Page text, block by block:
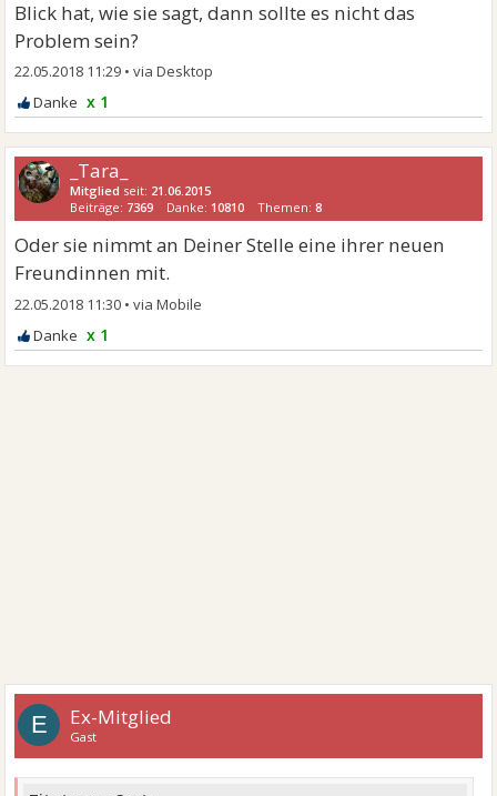
Blick hat, wie sie sagt, dann sollte es nicht das
Problem sein?
22.05.2018 11:29 •
x 1
_Tara_
Mitglied seit: 21.06.2015
Beiträge: 7369 Danke: 10810 Themen:8
Oder sie nimmt an Deiner Stelle eine ihrer neuen
Freundinnen mit.
22.05.2018 11:30 •
x 1
E Ex-Mitglied
Gast